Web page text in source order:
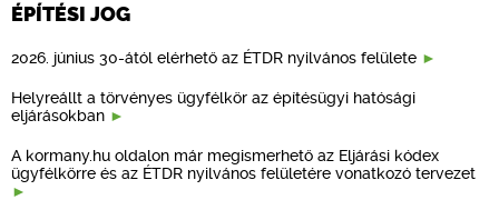
ÉPÍTÉSI JOG
2026. június 30-ától elérhető az ÉTDR nyilvános felülete
Helyreállt a törvényes ügyfélkör az építésügyi hatósági
eljárásokban
A kormany.hu oldalon már megismerhető az Eljárási kódex
ügyfélkörre és az ÉTDR nyilvános felületére vonatkozó tervezet